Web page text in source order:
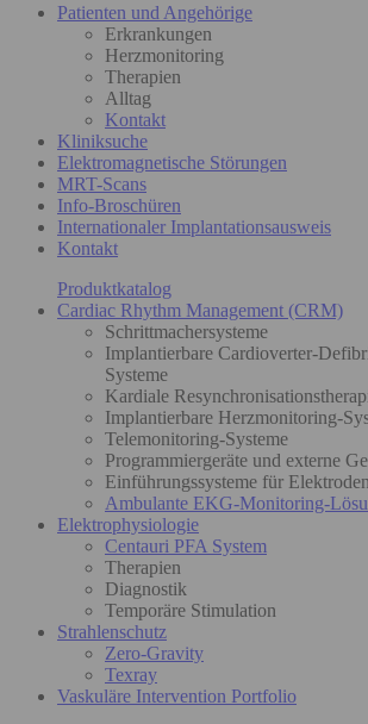
Patienten und Angehörige
Erkrankungen
Herzmonitoring
Therapien
Alltag
Kontakt
Kliniksuche
Elektromagnetische Störungen
MRT-Scans
Info-Broschüren
Internationaler Implantationsausweis
Kontakt
Produktkatalog
Cardiac Rhythm Management (CRM)
Schrittmachersysteme
Implantierbare Cardioverter-
Systeme
Kardiale
Implantierbare Herzmonitoring-
Telemonitoring-Systeme
Programmiergeräte und externe
Einführungssysteme für Elektroden
Ambulante EKG-Monitoring-
Elektrophysiologie
Centauri PFA System
Therapien
Diagnostik
Temporäre Stimulation
Strahlenschutz
Zero-Gravity
Texray
Vaskuläre Intervention Portfolio